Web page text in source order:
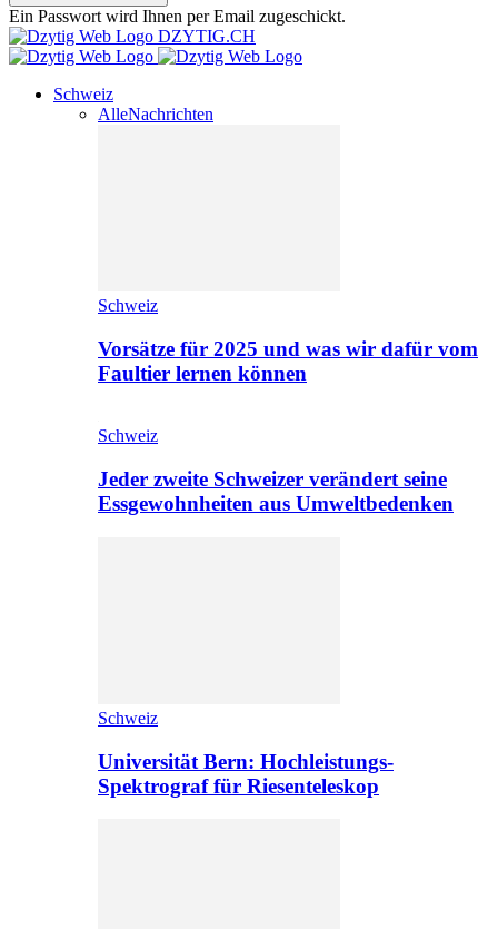
Ein Passwort wird Ihnen per Email zugeschickt.
DZYTIG.CH
Schweiz
AlleNachrichten
Schweiz
Vorsätze für 2025 und was wir dafür vom
Faultier lernen können
Schweiz
Jeder zweite Schweizer verändert seine
Essgewohnheiten aus Umweltbedenken
Schweiz
Universität Bern: Hochleistungs-
Spektrograf für Riesenteleskop